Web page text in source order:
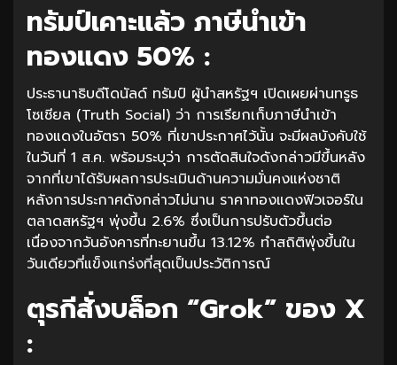
ทรัมป์เคาะแล้ว ภาษีนำเข้า
ทองแดง 50% :
ประธานาธิบดีโดนัลด์ ทรัมป์ ผู้นำสหรัฐฯ เปิดเผยผ่านทรูธ
โซเชียล (Truth Social) ว่า การเรียกเก็บภาษีนำเข้า
ทองแดงในอัตรา 50% ที่เขาประกาศไว้นั้น จะมีผลบังคับใช้
ในวันที่ 1 ส.ค. พร้อมระบุว่า การตัดสินใจดังกล่าวมีขึ้นหลัง
จากที่เขาได้รับผลการประเมินด้านความมั่นคงแห่งชาติ
หลังการประกาศดังกล่าวไม่นาน ราคาทองแดงฟิวเจอร์ใน
ตลาดสหรัฐฯ พุ่งขึ้น 2.6% ซึ่งเป็นการปรับตัวขึ้นต่อ
เนื่องจากวันอังคารที่ทะยานขึ้น 13.12% ทำสถิติพุ่งขึ้นใน
วันเดียวที่แข็งแกร่งที่สุดเป็นประวัติการณ์
ตุรกีสั่งบล็อก “Grok” ของ X
: